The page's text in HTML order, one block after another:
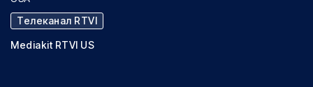
Телеканал RTVI
Mediakit RTVI US